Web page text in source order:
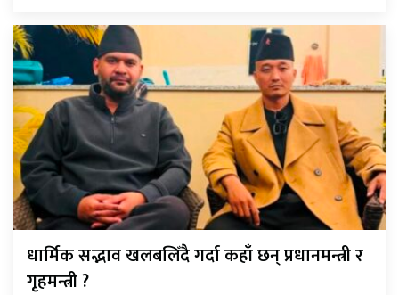
धार्मिक सद्भाव खलबलिँदै गर्दा कहाँ छन् प्रधानमन्त्री र
गृहमन्त्री ?